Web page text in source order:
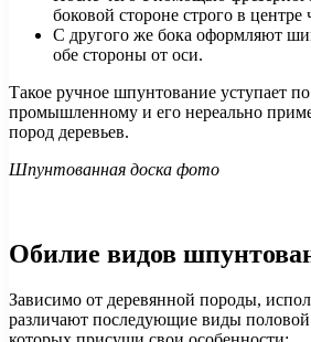
боковой стороне строго в центре
С другого же бока оформляют
обе стороны от оси.
Такое ручное шпунтование уступает по
промышленному и его нереально
пород деревьев.
Шпунтованная доска фото
Обилие видов
Зависимо от деревянной породы,
различают последующие виды